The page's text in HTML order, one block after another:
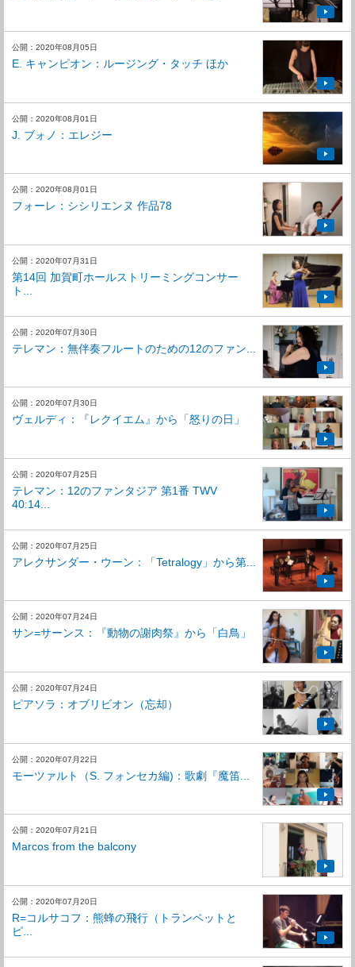
公開：2020年08月05日
E. キャンピオン：ルージング・タッチ ほか
公開：2020年08月01日
J. ブォノ：エレジー
公開：2020年08月01日
フォーレ：シシリエンヌ 作品78
公開：2020年07月31日
第14回 加賀町ホールストリーミングコンサー
ト...
公開：2020年07月30日
テレマン：無伴奏フルートのための12のファン...
公開：2020年07月30日
ヴェルディ：『レクイエム』から「怒りの日」
公開：2020年07月25日
テレマン：12のファンタジア 第1番 TWV
40:14...
公開：2020年07月25日
アレクサンダー・ウーン：「Tetralogy」から第...
公開：2020年07月24日
サン=サーンス：『動物の謝肉祭』から「白鳥」
公開：2020年07月24日
ピアソラ：オブリビオン（忘却）
公開：2020年07月22日
モーツァルト（S. フォンセカ編)：歌劇『魔笛...
公開：2020年07月21日
Marcos from the balcony
公開：2020年07月20日
R=コルサコフ：熊蜂の飛行（トランペットと
ピ...